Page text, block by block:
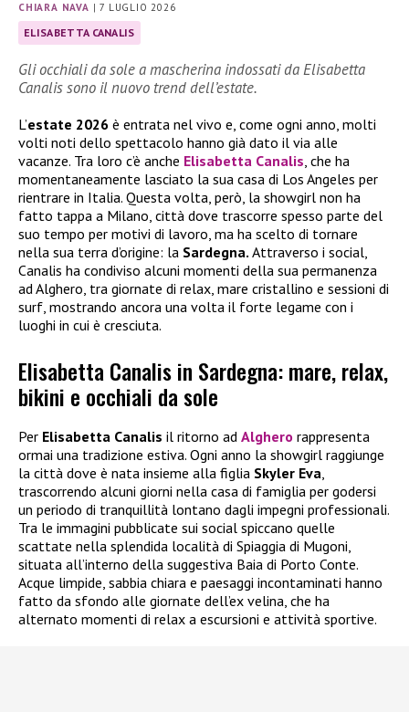
CHIARA NAVA |7 LUGLIO 2026
ELISABETTA CANALIS
Gli occhiali da sole a mascherina indossati da Elisabetta
Canalis sono il nuovo trend dell’estate.
L’estate 2026 è entrata nel vivo e, come ogni anno, molti
volti noti dello spettacolo hanno già dato il via alle
vacanze. Tra loro c’è anche Elisabetta Canalis, che ha
momentaneamente lasciato la sua casa di Los Angeles per
rientrare in Italia. Questa volta, però, la showgirl non ha
fatto tappa a Milano, città dove trascorre spesso parte del
suo tempo per motivi di lavoro, ma ha scelto di tornare
nella sua terra d’origine: la Sardegna. Attraverso i social,
Canalis ha condiviso alcuni momenti della sua permanenza
ad Alghero, tra giornate di relax, mare cristallino e sessioni di
surf, mostrando ancora una volta il forte legame con i
luoghi in cui è cresciuta.
Elisabetta Canalis in Sardegna: mare, relax,
bikini e occhiali da sole
Per Elisabetta Canalis il ritorno ad Alghero rappresenta
ormai una tradizione estiva. Ogni anno la showgirl raggiunge
la città dove è nata insieme alla figlia Skyler Eva,
trascorrendo alcuni giorni nella casa di famiglia per godersi
un periodo di tranquillità lontano dagli impegni professionali.
Tra le immagini pubblicate sui social spiccano quelle
scattate nella splendida località di Spiaggia di Mugoni,
situata all’interno della suggestiva Baia di Porto Conte.
Acque limpide, sabbia chiara e paesaggi incontaminati hanno
fatto da sfondo alle giornate dell’ex velina, che ha
alternato momenti di relax a escursioni e attività sportive.